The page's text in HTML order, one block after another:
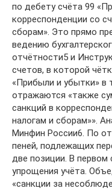
по дебету счёта 99
корреспонденции со
сборам». Это прямо
ведению
отчётности5 и
счетов, в которой
«Прибыли и убытки» в
отражаются «также
санкций в
налогам и сборам»».
Минфин России6. По
пеней, подлежащих
две позиции. В первом
упрощения учёта.
«санкции за